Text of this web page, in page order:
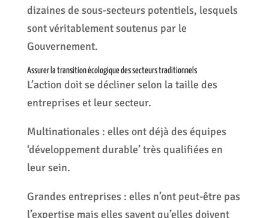
dizaines de sous-secteurs potentiels, lesquels
sont véritablement soutenus par le
Gouvernement.
Assurer la transition écologique des secteurs traditionnels
L’action doit se décliner selon la taille des
entreprises et leur secteur.
Multinationales : elles ont déjà des équipes
‘développement durable’ très qualifiées en
leur sein.
Grandes entreprises : elles n’ont peut-être pas
l’expertise mais elles savent qu’elles doivent